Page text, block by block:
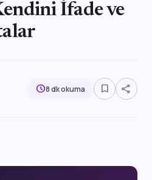
İfade ve
schedule8 dk okuma bookmark_border share